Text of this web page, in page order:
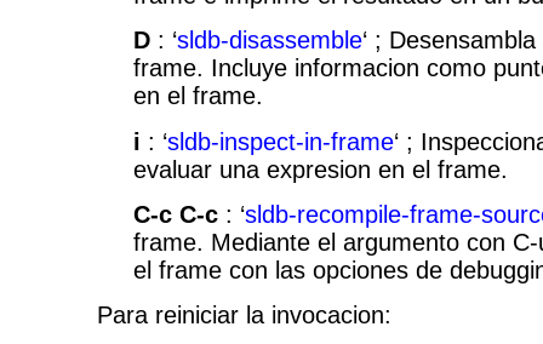
D : ‘sldb-disassemble‘ ;
frame. Incluye informacion como
en el frame.
i : ‘sldb-inspect-in-frame‘ ;
evaluar una expresion en el frame.
C-c C-c : ‘sldb-recompile-frame-
frame. Mediante el argumento con
el frame con las opciones de
Para reiniciar la invocacion: